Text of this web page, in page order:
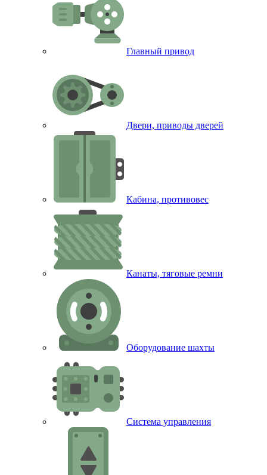
Главный привод
Двери, приводы дверей
Кабина, противовес
Канаты, тяговые ремни
Оборудование шахты
Система управления